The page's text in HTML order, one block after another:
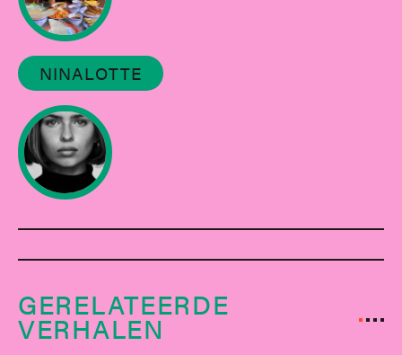
NINALOTTE
GERELATEERDE
VERHALEN